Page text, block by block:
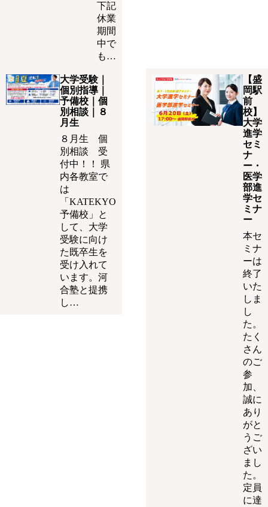
下記
休業
期間
中で
も…
大学受験｜
個別指導｜
予備校｜個
別相談｜８
月生
８月生 個
別相談 受
付中！！ 県
内各教室で
は
「KATEKYO
予備校」と
して、大学
受験に向け
た既卒生を
受け入れて
います。河
合塾と提携
し…
【盛
岡駅
前
校】
大学
進学
セミ
ナ
ー・
医学
部進
学セ
ミナ
ー
本セ
ミナ
ーは
終了
いた
しま
し
た。
たく
さん
のご
参
加、
誠に
あり
がと
うご
ざい
まし
た。
定員
に達